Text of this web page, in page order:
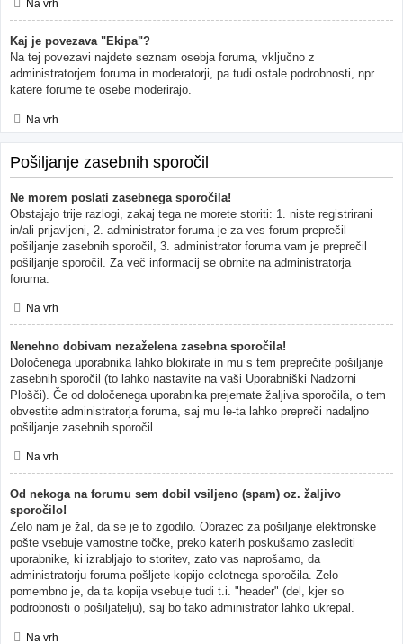
Na vrh
Kaj je povezava "Ekipa"?
Na tej povezavi najdete seznam osebja foruma, vključno z
administratorjem foruma in moderatorji, pa tudi ostale podrobnosti, npr.
katere forume te osebe moderirajo.
Na vrh
Pošiljanje zasebnih sporočil
Ne morem poslati zasebnega sporočila!
Obstajajo trije razlogi, zakaj tega ne morete storiti: 1. niste registrirani
in/ali prijavljeni, 2. administrator foruma je za ves forum preprečil
pošiljanje zasebnih sporočil, 3. administrator foruma vam je preprečil
pošiljanje sporočil. Za več informacij se obrnite na administratorja
foruma.
Na vrh
Nenehno dobivam nezaželena zasebna sporočila!
Določenega uporabnika lahko blokirate in mu s tem preprečite pošiljanje
zasebnih sporočil (to lahko nastavite na vaši Uporabniški Nadzorni
Plošči). Če od določenega uporabnika prejemate žaljiva sporočila, o tem
obvestite administratorja foruma, saj mu le-ta lahko prepreči nadaljno
pošiljanje zasebnih sporočil.
Na vrh
Od nekoga na forumu sem dobil vsiljeno (spam) oz. žaljivo
sporočilo!
Zelo nam je žal, da se je to zgodilo. Obrazec za pošiljanje elektronske
pošte vsebuje varnostne točke, preko katerih poskušamo zaslediti
uporabnike, ki izrabljajo to storitev, zato vas naprošamo, da
administratorju foruma pošljete kopijo celotnega sporočila. Zelo
pomembno je, da ta kopija vsebuje tudi t.i. "header" (del, kjer so
podrobnosti o pošiljatelju), saj bo tako administrator lahko ukrepal.
Na vrh